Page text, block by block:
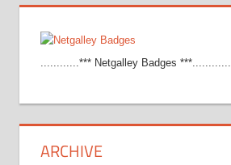
............*** Netgalley Badges ***............
ARCHIVE